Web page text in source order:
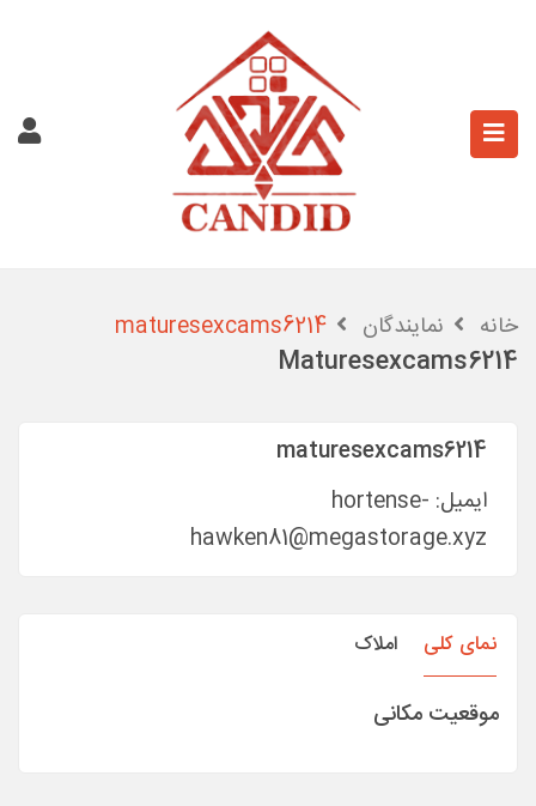
خانه نمایندگان maturesexcams6214
Maturesexcams6214
maturesexcams6214
ایمیل: hortense-
hawken81@megastorage.xyz
نمای کلی املاک
موقعیت مکانی